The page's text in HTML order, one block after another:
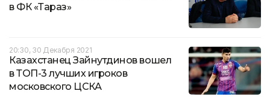
в ФК «Тараз»
20:30, 30 Декабря 2021
Казахстанец Зайнутдинов вошел
в ТОП-3 лучших игроков
московского ЦСКА